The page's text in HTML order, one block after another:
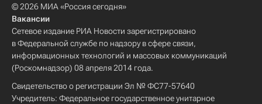
© 2026 МИА «Россия сегодня»
Вакансии
Сетевое издание РИА Новости зарегистрировано
в Федеральной службе по надзору в сфере связи,
информационных технологий и массовых коммуникаций
(Роскомнадзор) 08 апреля 2014 года.
Свидетельство о регистрации Эл № ФС77-57640
Учредитель: Федеральное государственное унитарное